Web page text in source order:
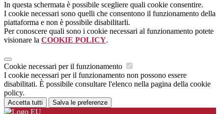
In questa schermata è possibile scegliere quali cookie consentire.
I cookie necessari sono quelli che consentono il funzionamento della
piattaforma e non è possibile disabilitarli.
Per conoscere quali sono i cookie necessari al funzionamento potete
visionare la COOKIE POLICY.
Cookie necessari per il funzionamento
I cookie necessari per il funzionamento non possono essere
disabilitati. È possibile consultare l'elenco nella pagina della cookie
policy.
Accetta tutti Salva le preferenze